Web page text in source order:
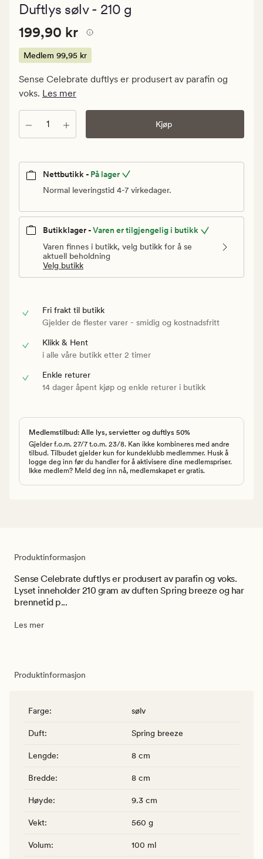
Duftlys sølv - 210 g
Pris
199,90
kr.
99,95
kr
Pris 199,90 kr
199,90 kr
Medlem 99,95 kr
Sense Celebrate duftlys er produsert av parafin og
voks. Les mer
Antall Kjøp
Nettbutikk - På lager
Normal leveringstid 4-7 virkedager.
Butikklager -Varen er tilgjengelig i butikk
Varen finnes i butikk, velg butikk for å se
aktuell beholdning
Velg butikk
Fri frakt til butikk
Gjelder de flester varer - smidig og kostnadsfritt
Klikk & Hent
i alle våre butikk etter 2 timer
Enkle returer
14 dager åpent kjøp og enkle returer i butikk
Medlemstilbud: Alle lys, servietter og duftlys 50%
Gjelder f.o.m. 27/7 t.o.m. 23/8. Kan ikke kombineres med andre
tilbud. Tilbudet gjelder kun for kundeklubb medlemmer. Husk å
logge deg inn før du handler for å aktivisere dine medlemspriser.
Ikke medlem? Meld deg inn nå, medlemskapet er gratis.
Produktinformasjon
Sense Celebrate duftlys er produsert av parafin og voks.
Lyset inneholder 210 gram av duften Spring breeze og har
brennetid p...
Les mer
Produktinformasjon
Farge: sølv
Duft: Spring breeze
Lengde: 8 cm
Bredde: 8 cm
Høyde: 9.3 cm
Vekt: 560 g
Volum: 100 ml